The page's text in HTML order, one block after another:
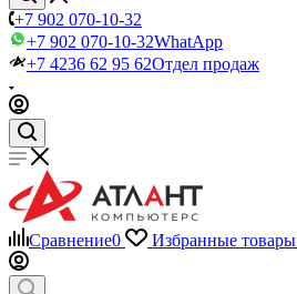
+7 902 070-10-32
+7 902 070-10-32WhatApp
+7 4236 62 95 62Отдел продаж
Сравнение0 Избранные товары